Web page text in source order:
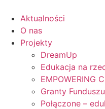
content
Aktualności
O nas
Projekty
DreamUp
Edukacja na
EMPOWERING
Granty
Połączone –